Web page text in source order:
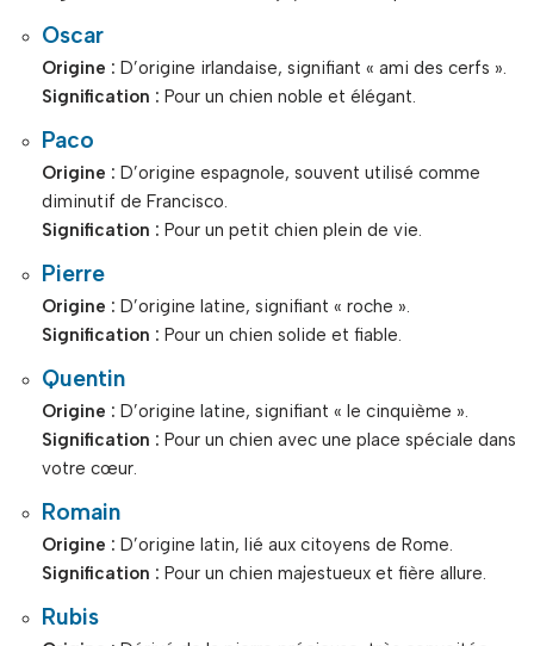
Oscar
Origine : D’origine irlandaise, signifiant « ami des cerfs ».
Signification : Pour un chien noble et élégant.
Paco
Origine : D’origine espagnole, souvent utilisé comme
diminutif de Francisco.
Signification : Pour un petit chien plein de vie.
Pierre
Origine : D’origine latine, signifiant « roche ».
Signification : Pour un chien solide et fiable.
Quentin
Origine : D’origine latine, signifiant « le cinquième ».
Signification : Pour un chien avec une place spéciale dans
votre cœur.
Romain
Origine : D’origine latin, lié aux citoyens de Rome.
Signification : Pour un chien majestueux et fière allure.
Rubis